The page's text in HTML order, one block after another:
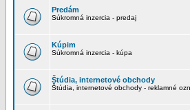
Predám
Súkromná inzercia - predaj
Kúpim
Súkromná inzercia - kúpa
Štúdia, internetové obchody
Štúdia, internetové obchody - reklamné